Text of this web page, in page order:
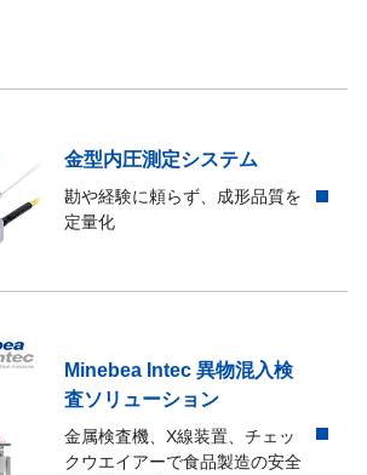
金型内圧測定システム
勘や経験に頼らず、成形品質を
定量化
Minebea Intec 異物混入検
査ソリューション
金属検査機、X線装置、チェッ
クウエイアーで食品製造の安全